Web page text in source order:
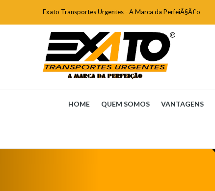
Exato Transportes Urgentes - A Marca da PerfeiÃ§Ã£o
HOME QUEM SOMOS VANTAGENS